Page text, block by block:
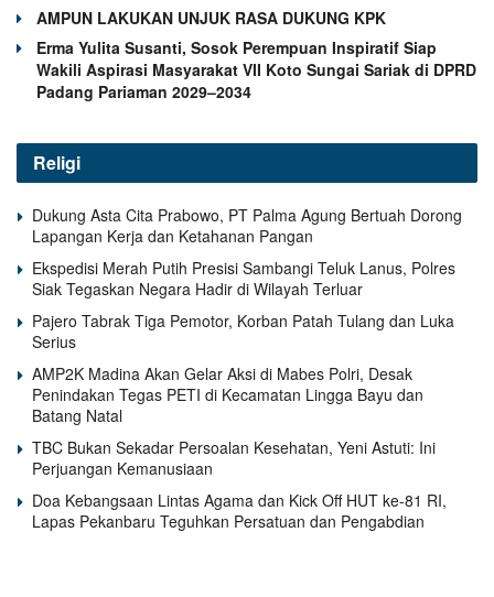
AMPUN LAKUKAN UNJUK RASA DUKUNG KPK
Erma Yulita Susanti, Sosok Perempuan Inspiratif Siap
Wakili Aspirasi Masyarakat VII Koto Sungai Sariak di DPRD
Padang Pariaman 2029–2034
Religi
Dukung Asta Cita Prabowo, PT Palma Agung Bertuah Dorong
Lapangan Kerja dan Ketahanan Pangan
Ekspedisi Merah Putih Presisi Sambangi Teluk Lanus, Polres
Siak Tegaskan Negara Hadir di Wilayah Terluar
Pajero Tabrak Tiga Pemotor, Korban Patah Tulang dan Luka
Serius
AMP2K Madina Akan Gelar Aksi di Mabes Polri, Desak
Penindakan Tegas PETI di Kecamatan Lingga Bayu dan
Batang Natal
TBC Bukan Sekadar Persoalan Kesehatan, Yeni Astuti: Ini
Perjuangan Kemanusiaan
Doa Kebangsaan Lintas Agama dan Kick Off HUT ke-81 RI,
Lapas Pekanbaru Teguhkan Persatuan dan Pengabdian